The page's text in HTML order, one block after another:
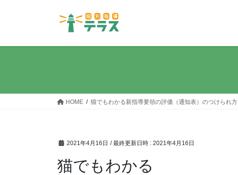
HOME 猫でもわかる新指導要領の評価（通知表）のつけられ方
2021年4月16日 / 最終更新日時 : 2021年4月16日
猫でもわかる